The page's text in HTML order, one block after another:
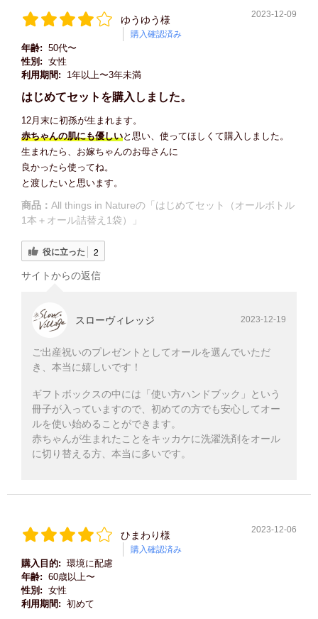
ゆうゆう様
購入確認済み
2023-12-09
年齢: 50代〜
性別: 女性
利用期間:
1年以上〜3年未満
はじめてセットを購入しました。
12月末に初孫が生まれます。
赤ちゃんの肌にも優しいと思い、使ってほしくて購入しました。
生まれたら、お嫁ちゃんのお母さんに
良かったら使ってね。
と渡したいと思います。
商品： All things in Natureの「はじめてセット（オールボトル
1本＋オール詰替え1袋）」
役に立った 2
サイトからの返信
スローヴィレッジ 2023-12-19
ご出産祝いのプレゼントとしてオールを選んでいただ
き、本当に嬉しいです！
ギフトボックスの中には「使い方ハンドブック」という
冊子が入っていますので、初めての方でも安心してオー
ルを使い始めることができます。
赤ちゃんが生まれたことをキッカケに洗濯洗剤をオール
に切り替える方、本当に多いです。
ひまわり様
購入確認済み
2023-12-06
購入目的: 環境に配慮
年齢: 60歳以上〜
性別: 女性
利用期間: 初めて